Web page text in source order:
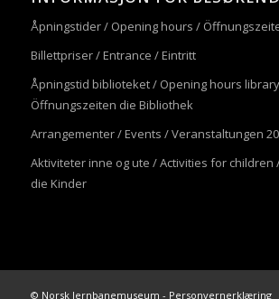
Åpningstider / Opening hours /
Billettpriser / Entrance / Eintritt
Åpningstid biblioteket / Opening hours
Öffnungszeiten die Bibliothek
Arrangementer / Events / Veranstaltungen
Aktiviteter inne og ute / Activities for children
die Kinder
© Norsk Jernbanemuseum - Personvernerklæring